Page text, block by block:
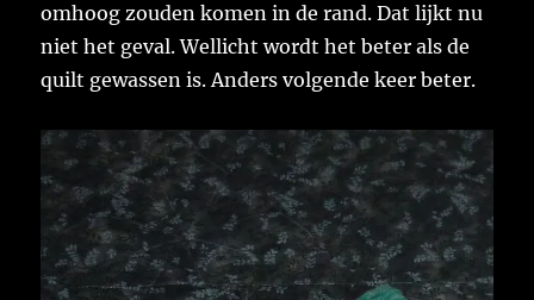
omhoog zouden komen in de rand. Dat lijkt nu
niet het geval. Wellicht wordt het beter als de
quilt gewassen is. Anders volgende keer beter.